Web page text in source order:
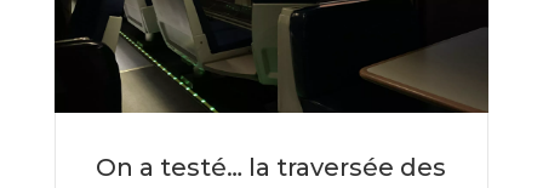
On a testé… la traversée des